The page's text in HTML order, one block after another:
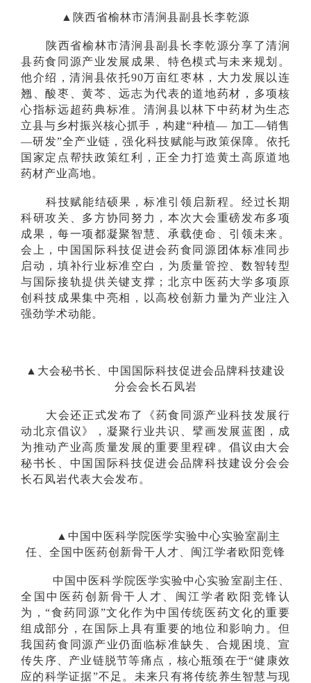
▲陕西省榆林市清涧县副县长李乾源
陕西省榆林市清涧县副县长李乾源分享了清涧
县药食同源产业发展成果、特色模式与未来规划。
他介绍，清涧县依托90万亩红枣林，大力发展以连
翘、酸枣、黄芩、远志为代表的道地药材，多项核
心指标远超药典标准。清涧县以林下中药材为生态
立县与乡村振兴核心抓手，构建“种植— 加工—销售
—研发”全产业链，强化科技赋能与政策保障。依托
国家定点帮扶政策红利，正全力打造黄土高原道地
药材产业高地。
科技赋能结硕果，标准引领启新程。经过长期
科研攻关、多方协同努力，本次大会重磅发布多项
成果，每一项都凝聚智慧、承载使命、引领未来。
会上，中国国际科技促进会药食同源团体标准同步
启动，填补行业标准空白，为质量管控、数智转型
与国际接轨提供关键支撑；北京中医药大学多项原
创科技成果集中亮相，以高校创新力量为产业注入
强劲学术动能。
▲大会秘书长、中国国际科技促进会品牌科技建设
分会会长石凤岩
大会还正式发布了《药食同源产业科技发展行
动北京倡议》，凝聚行业共识、擘画发展蓝图，成
为推动产业高质量发展的重要里程碑。倡议由大会
秘书长、中国国际科技促进会品牌科技建设分会会
长石凤岩代表大会发布。
▲中国中医科学院医学实验中心实验室副主
任、全国中医药创新骨干人才、闽江学者欧阳竞锋
中国中医科学院医学实验中心实验室副主任、
全国中医药创新骨干人才、闽江学者欧阳竞锋认
为，“食药同源”文化作为中国传统医药文化的重要
组成部分，在国际上具有重要的地位和影响力。但
我国药食同源产业仍面临标准缺失、合规困境、宣
传失序、产业链脱节等痛点，核心瓶颈在于“健康效
应的科学证据”不足。未来只有将传统养生智慧与现